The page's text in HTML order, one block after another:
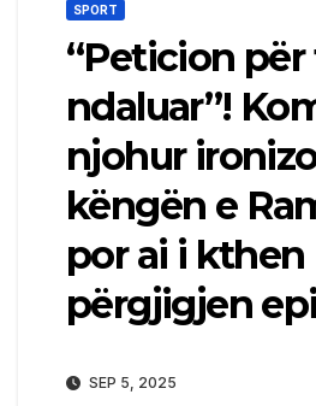
SPORT
“Peticion për
ndaluar”!
njohur
këngën e
por ai i kthen
përgjigjen
SEP 5, 2025